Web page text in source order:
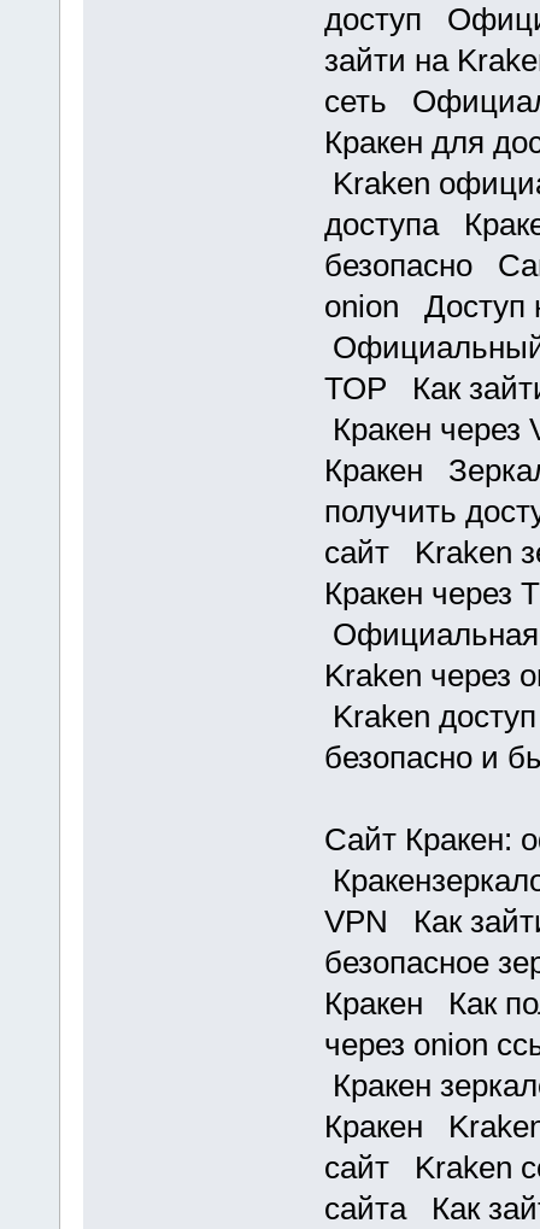
доступ
зайти на
сеть
Кракен для
Kraken
доступа
безопасно
onion Доступ
Официальный
ТОР Как
Кракен
Кракен
получить
сайт Kraken
Кракен через
Kraken
Kraken
безопасно и
Сайт Кракен:
VPN Как
безопасное
Кракен Как
через onion
Кракен
Кракен
сайт Kraken
сайта Как